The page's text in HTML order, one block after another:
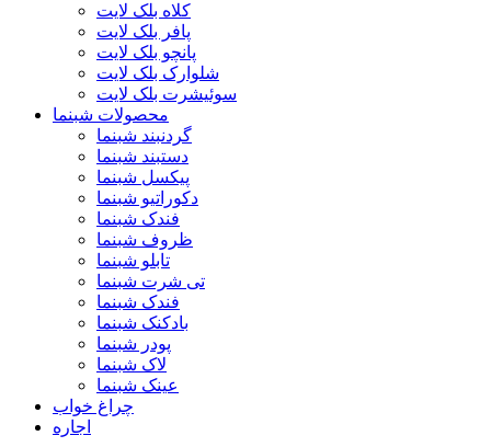
کلاه بلک لایت
پافر بلک لایت
پانچو بلک لایت
شلوارک بلک لایت
سوئیشرت بلک لایت
محصولات شبنما
گردنبند شبنما
دستبند شبنما
پیکسل شبنما
دکوراتیو شبنما
فندک شبنما
ظروف شبنما
تابلو شبنما
تی شرت شبنما
فندک شبنما
بادکنک شبنما
پودر شبنما
لاک شبنما
عینک شبنما
چراغ خواب
اجاره